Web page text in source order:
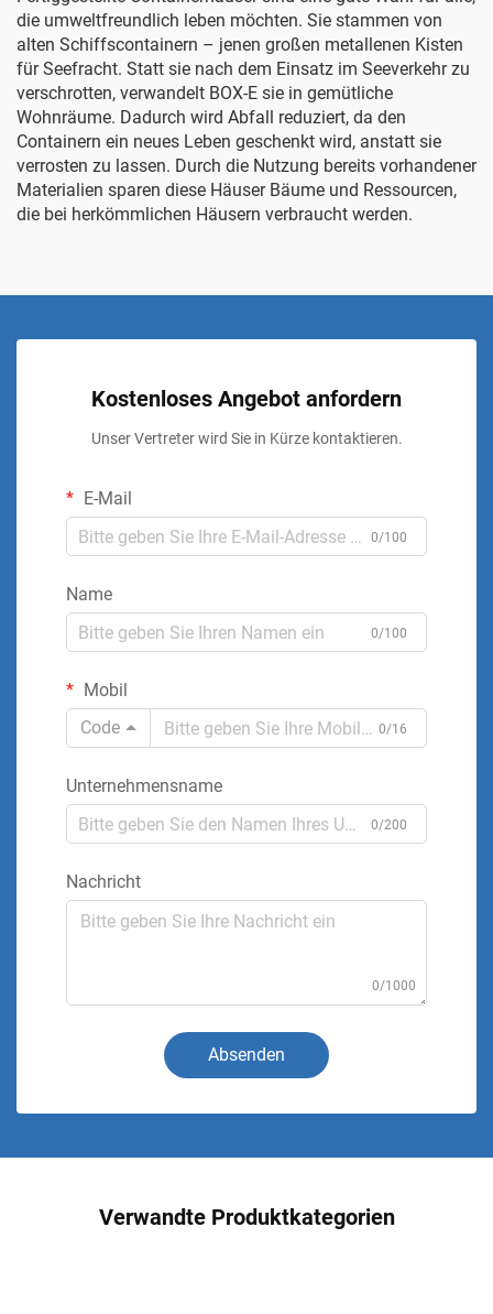
die umweltfreundlich leben möchten. Sie stammen von
alten Schiffscontainern – jenen großen metallenen Kisten
für Seefracht. Statt sie nach dem Einsatz im Seeverkehr zu
verschrotten, verwandelt BOX-E sie in gemütliche
Wohnräume. Dadurch wird Abfall reduziert, da den
Containern ein neues Leben geschenkt wird, anstatt sie
verrosten zu lassen. Durch die Nutzung bereits vorhandener
Materialien sparen diese Häuser Bäume und Ressourcen,
die bei herkömmlichen Häusern verbraucht werden.
Kostenloses Angebot anfordern
Unser Vertreter wird Sie in Kürze kontaktieren.
E-Mail
0/100
Name
0/100
Mobil
Code
0/16
Unternehmensname
0/200
Nachricht
0/1000
Absenden
Verwandte Produktkategorien